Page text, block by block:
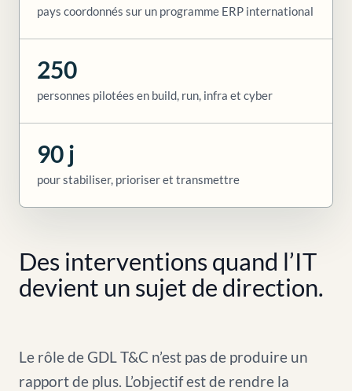
pays coordonnés sur un programme ERP international
250
personnes pilotées en build, run, infra et cyber
90 j
pour stabiliser, prioriser et transmettre
Des interventions quand l’IT
devient un sujet de direction.
Le rôle de GDL T&C n’est pas de produire un
rapport de plus. L’objectif est de rendre la